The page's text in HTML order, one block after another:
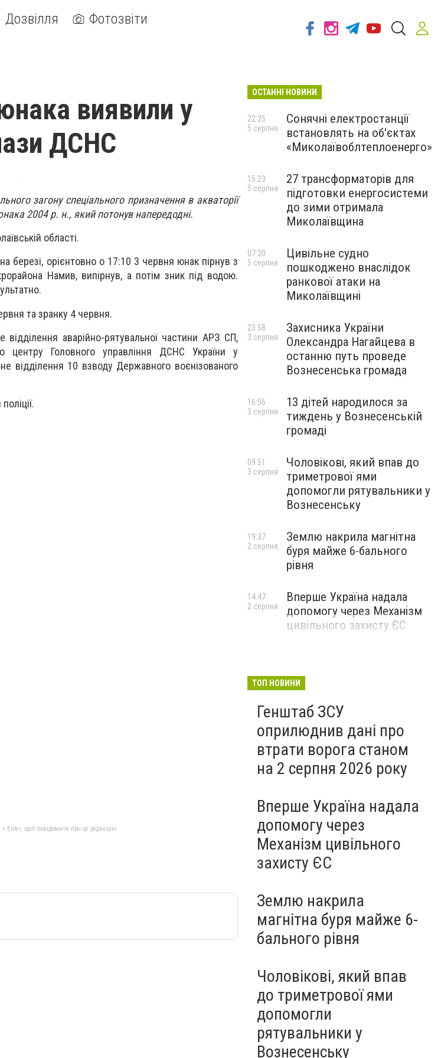
Дозвілля Фотозвіти
виявили у
ДСНС
загону спеціального призначення в акваторії
2004 р. н., який потонув напередодні.
області.
березі, орієнтовно о 17:10 3 червня юнак пірнув з
Намив, випірнув, а потім зник під водою.
та зранку 4 червня.
відділення аварійно-рятувальної частини АРЗ СП,
центру Головного управління ДСНС України у
відділення 10 взводу Державного воєнізованого
Enter, щоб повідомити про це редакцію
ОСТАННІ НОВИНИ
Сонячні електростанції
встановлять на об'єктах
«Миколаївоблтеплоенерго»
22:25
5 серпня
27 трансформаторів для
підготовки енергосистеми
до зими отримала
Миколаївщина
15:23
5 серпня
Цивільне судно
пошкоджено внаслідок
ранкової атаки на
Миколаївщині
07:20
5 серпня
Захисника України
Олександра Нагайцева в
останню путь проведе
Вознесенська громада
23:58
3 серпня
13 дітей народилося за
тиждень у Вознесенській
громаді
16:56
3 серпня
Чоловікові, який впав до
триметрової ями
допомогли рятувальники у
Вознесенську
09:51
3 серпня
Землю накрила магнітна
буря майже 6-бального
рівня
19:37
2 серпня
Вперше Україна надала
допомогу через Механізм
цивільного захисту ЄС
14:47
2 серпня
ТОП НОВИНИ
Генштаб ЗСУ
оприлюднив дані про
втрати ворога станом
на 2 серпня 2026 року
Вперше Україна надала
допомогу через
Механізм цивільного
захисту ЄС
Землю накрила
магнітна буря майже 6-
бального рівня
Чоловікові, який впав
до триметрової ями
допомогли
рятувальники у
Вознесенську